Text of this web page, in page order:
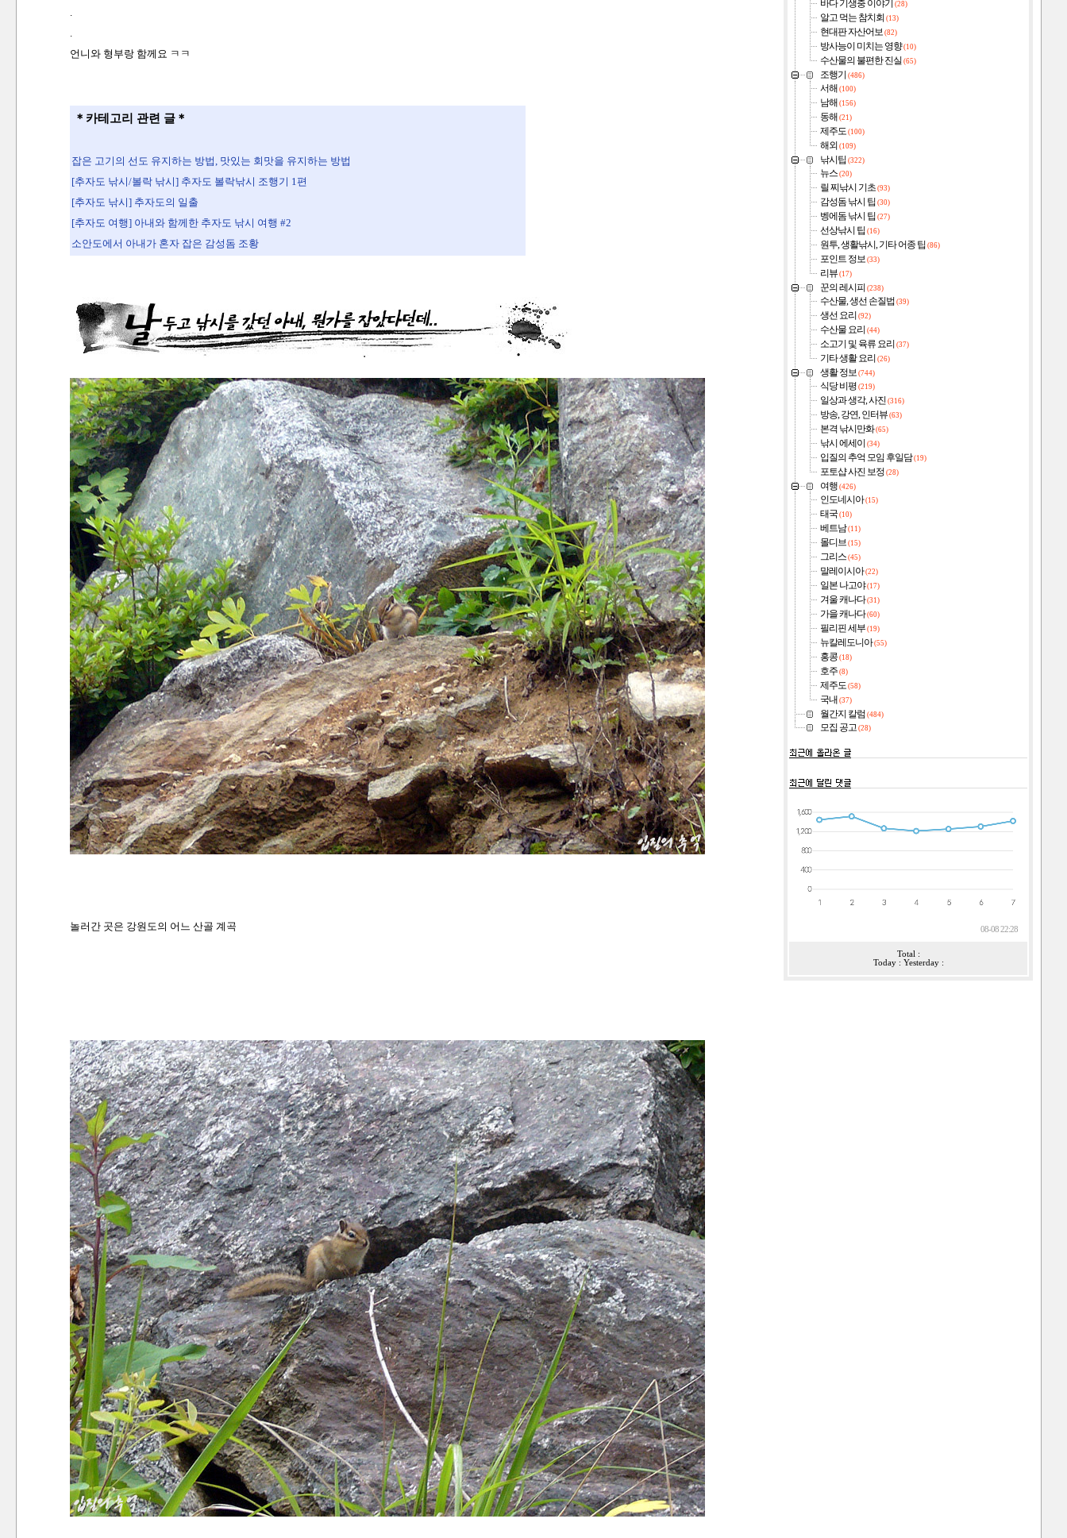
.
.
언니와 형부랑 함께요 ㅋㅋ
＊카테고리 관련 글＊
잡은 고기의 선도 유지하는 방법, 맛있는 회맛을 유지하는 방법
[추자도 낚시/볼락 낚시] 추자도 볼락낚시 조행기 1편
[추자도 낚시] 추자도의 일출
[추자도 여행] 아내와 함께한 추자도 낚시 여행 #2
소안도에서 아내가 혼자 잡은 감성돔 조황
놀러간 곳은 강원도의 어느 산골 계곡
바다 기생충 이야기 (28)
알고 먹는 참치회 (13)
현대판 자산어보 (82)
방사능이 미치는 영향(10)
수산물의 불편한 진실 (65)
조행기 (486)
서해 (100)
남해 (156)
동해 (21)
제주도 (100)
해외 (109)
낚시팁(322)
뉴스 (20)
릴 찌낚시 기초 (93)
감성돔 낚시 팁 (30)
벵에돔 낚시 팁 (27)
선상낚시 팁 (16)
원투, 생활낚시, 기타 어종 팁 (86)
포인트 정보 (33)
리뷰 (17)
꾼의 레시피 (238)
수산물, 생선 손질법 (39)
생선 요리 (92)
수산물 요리 (44)
소고기 및 육류 요리 (37)
기타 생활 요리 (26)
생활 정보 (744)
식당 비평 (219)
일상과 생각, 사진 (316)
방송, 강연, 인터뷰 (63)
본격 낚시만화(65)
낚시 에세이 (34)
입질의 추억 모임 후일담(19)
포토샵 사진 보정 (28)
여행 (426)
인도네시아(15)
태국 (10)
베트남(11)
몰디브 (15)
그리스 (45)
말레이시아(22)
일본 나고야(17)
겨울 캐나다(31)
가을 캐나다(60)
필리핀 세부 (19)
뉴칼레도니아(55)
홍콩 (18)
호주 (8)
제주도 (58)
국내 (37)
월간지 칼럼 (484)
모집 공고 (28)
최근에 올라온 글
최근에 달린 댓글
08-08 22:28
Total :
Today : Yesterday :